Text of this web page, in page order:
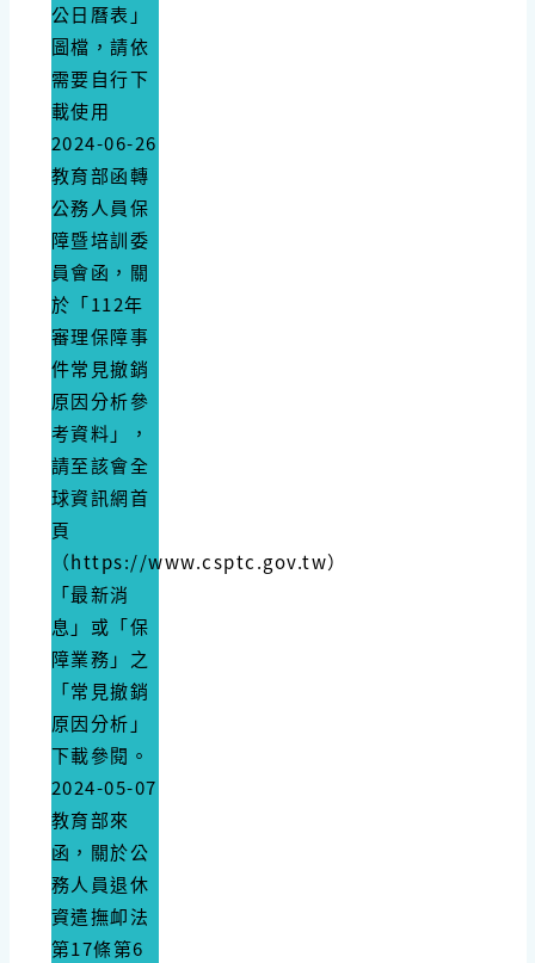
公日曆表」
圖檔，請依
需要自行下
載使用
2024-06-26
教育部函轉
公務人員保
障暨培訓委
員會函，關
於「112年
審理保障事
件常見撤銷
原因分析參
考資料」，
請至該會全
球資訊網首
頁
（https://www.csptc.gov.tw）
「最新消
息」或「保
障業務」之
「常見撤銷
原因分析」
下載參閱。
2024-05-07
教育部來
函，​關於公
務人員退休
資遣撫卹法
第17條第6